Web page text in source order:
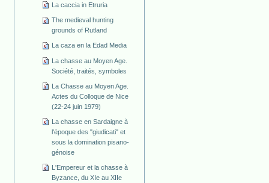
La caccia in Etruria
The medieval hunting
grounds of Rutland
La caza en la Edad Media
La chasse au Moyen Age.
Société, traités, symboles
La Chasse au Moyen Age.
Actes du Colloque de Nice
(22-24 juin 1979)
La chasse en Sardaigne à
l'époque des "giudicati" et
sous la domination pisano-
génoise
L'Empereur et la chasse à
Byzance, du XIe au XIIe